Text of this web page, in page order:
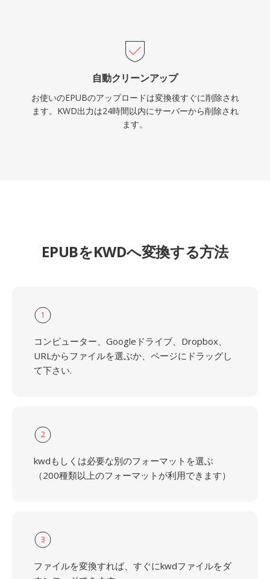
自動クリーンアップ
お使いのEPUBのアップロードは変換後すぐに削除され
ます。KWD出力は24時間以内にサーバーから削除され
ます。
EPUBをKWDへ変換する方法
1
コンピューター、Googleドライブ、Dropbox、
URLからファイルを選ぶか、ページにドラッグし
て下さい.
2
kwdもしくは必要な別のフォーマットを選ぶ
（200種類以上のフォーマットが利用できます）
3
ファイルを変換すれば、すぐにkwdファイルをダ